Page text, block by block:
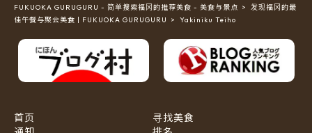
FUKUOKA GURUGURU - 简单搜索福冈的推荐美食 - 美食与景点
发现福冈的最
佳午餐与聚会美食 | FUKUOKA GURUGURU
Yakiniku Teiho
首页
寻找美食